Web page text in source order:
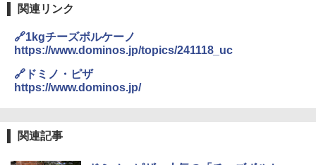
3
￥341
人暮らし フラットテーブル グレー YRZ-
関連リンク
🔗1kgチーズボルケーノ
https://www.dominos.jp/topics/241118_uc
🔗ドミノ・ピザ
https://www.dominos.jp/
関連記事